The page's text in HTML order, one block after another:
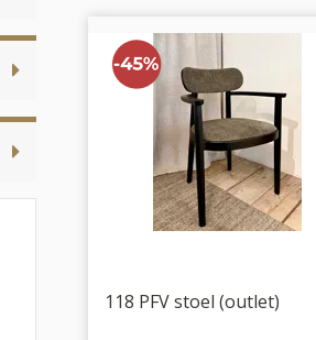
118 PFV stoel (outlet)